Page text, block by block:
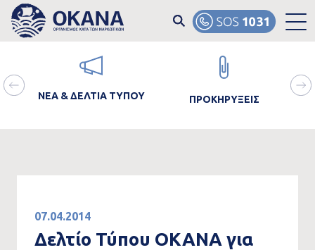
Skip to main content
ΝΕΑ & ΔΕΛΤΙΑ ΤΥΠΟΥ ΠΡΟΚΗΡΥΞΕΙΣ
07.04.2014
Δελτίο Τύπου ΟΚΑΝΑ για